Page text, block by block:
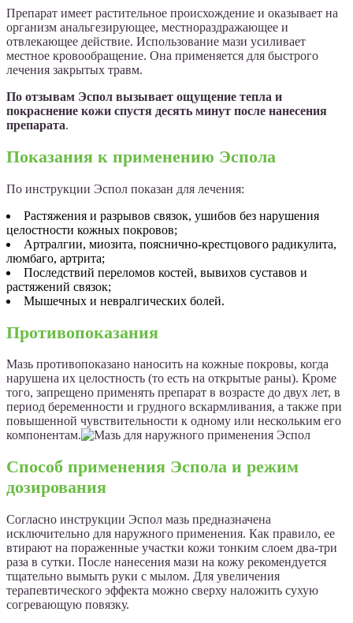
Препарат имеет растительное происхождение и оказывает на
организм анальгезирующее, местнораздражающее и
отвлекающее действие. Использование мази усиливает
местное кровообращение. Она применяется для быстрого
лечения закрытых травм.
По отзывам Эспол вызывает ощущение тепла и
покраснение кожи спустя десять минут после нанесения
препарата.
Показания к применению Эспола
По инструкции Эспол показан для лечения:
Растяжения и разрывов связок, ушибов без нарушения
целостности кожных покровов;
Артралгии, миозита, пояснично-крестцового радикулита,
люмбаго, артрита;
Последствий переломов костей, вывихов суставов и
растяжений связок;
Мышечных и невралгических болей.
Противопоказания
Мазь противопоказано наносить на кожные покровы, когда
нарушена их целостность (то есть на открытые раны). Кроме
того, запрещено применять препарат в возрасте до двух лет, в
период беременности и грудного вскармливания, а также при
повышенной чувствительности к одному или нескольким его
компонентам.
Способ применения Эспола и режим
дозирования
Согласно инструкции Эспол мазь предназначена
исключительно для наружного применения. Как правило, ее
втирают на пораженные участки кожи тонким слоем два-три
раза в сутки. После нанесения мази на кожу рекомендуется
тщательно вымыть руки с мылом. Для увеличения
терапевтического эффекта можно сверху наложить сухую
согревающую повязку.